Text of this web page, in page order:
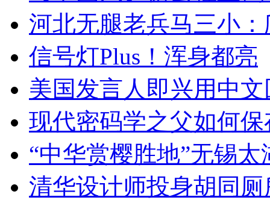
河北无腿老兵马三小
信号灯Plus！浑身都亮
美国发言人即兴用中
现代密码学之父如何
“中华赏樱胜地”无锡
清华设计师投身胡同